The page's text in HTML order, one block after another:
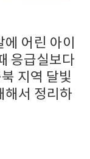
어린 아이
응급실보다
지역 달빛
해서 정리하